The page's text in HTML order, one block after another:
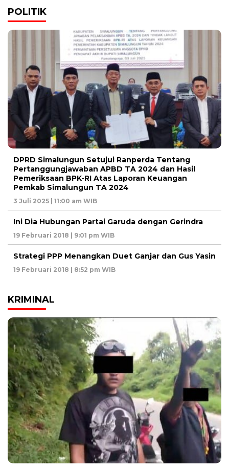
POLITIK
DPRD Simalungun Setujui Ranperda Tentang
Pertanggungjawaban APBD TA 2024 dan Hasil
Pemeriksaan BPK-RI Atas Laporan Keuangan
Pemkab Simalungun TA 2024
3 Juli 2025 | 11:00 am WIB
Ini Dia Hubungan Partai Garuda dengan Gerindra
19 Februari 2018 | 9:01 pm WIB
Strategi PPP Menangkan Duet Ganjar dan Gus Yasin
19 Februari 2018 | 8:52 pm WIB
KRIMINAL